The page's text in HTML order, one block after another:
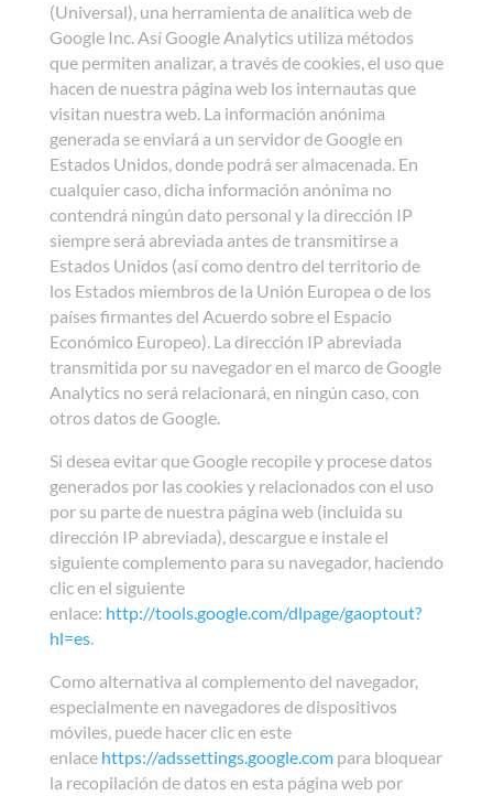
(Universal), una herramienta de analítica web de
Google Inc. Así Google Analytics utiliza métodos
que permiten analizar, a través de cookies, el uso que
hacen de nuestra página web los internautas que
visitan nuestra web. La información anónima
generada se enviará a un servidor de Google en
Estados Unidos, donde podrá ser almacenada. En
cualquier caso, dicha información anónima no
contendrá ningún dato personal y la dirección IP
siempre será abreviada antes de transmitirse a
Estados Unidos (así como dentro del territorio de
los Estados miembros de la Unión Europea o de los
países firmantes del Acuerdo sobre el Espacio
Económico Europeo). La dirección IP abreviada
transmitida por su navegador en el marco de Google
Analytics no será relacionará, en ningún caso, con
otros datos de Google.
Si desea evitar que Google recopile y procese datos
generados por las cookies y relacionados con el uso
por su parte de nuestra página web (incluida su
dirección IP abreviada), descargue e instale el
siguiente complemento para su navegador, haciendo
clic en el siguiente
enlace: http://tools.google.com/dlpage/gaoptout?
hl=es.
Como alternativa al complemento del navegador,
especialmente en navegadores de dispositivos
móviles, puede hacer clic en este
enlace https://adssettings.google.compara bloquear
la recopilación de datos en esta página web por